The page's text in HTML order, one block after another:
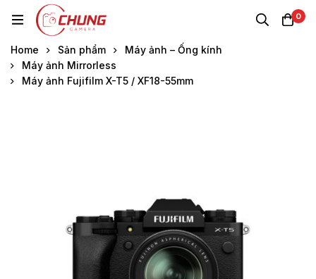
0
Home Sản phẩm
Máy ảnh – Ống kính
Máy ảnh Mirrorless
Máy ảnh Fujifilm X-T5 / XF18-55mm